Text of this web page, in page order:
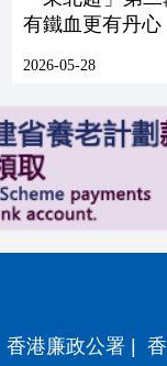
有鐵血更有丹心
2026-05-28
香港廉政公署 |